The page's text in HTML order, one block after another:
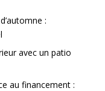
:
avec un patio
au financement :